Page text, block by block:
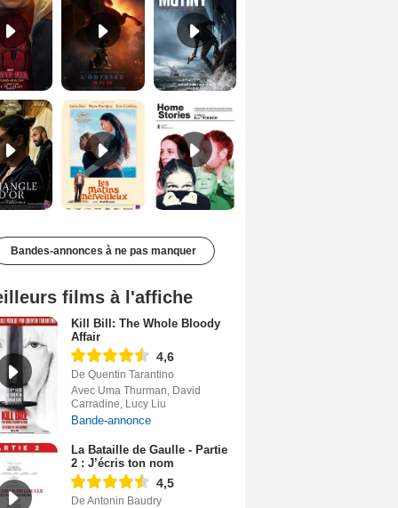
Les Matins merveilleux Bande-annonce VF Home stories Bande-annonce VO STFR
Bandes-annonces à ne pas manquer
films à l'affiche
Kill Bill: The Whole Bloody
Affair
4,6
De Quentin Tarantino
Avec Uma Thurman, David
Carradine, Lucy Liu
Bande-annonce
La Bataille de Gaulle - Partie
2 : J’écris ton nom
4,5
De Antonin Baudry